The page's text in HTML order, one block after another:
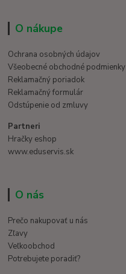
O nákupe
Ochrana osobných údajov
Všeobecné obchodné podmienky
Reklamačný poriadok
Reklamačný formulár
Odstúpenie od zmluvy
Partneri
Hračky eshop
www.eduservis.sk
O nás
Prečo nakupovať u nás
Zľavy
Veľkoobchod
Potrebujete poradiť?